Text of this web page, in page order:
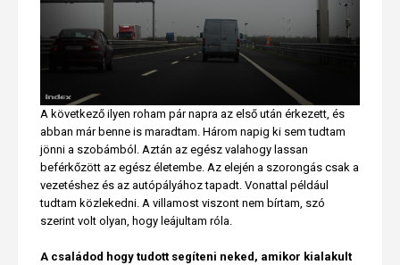
A következő ilyen roham pár napra az első után érkezett, és
abban már benne is maradtam. Három napig ki sem tudtam
jönni a szobámból. Aztán az egész valahogy lassan
beférkőzött az egész életembe. Az elején a szorongás csak a
vezetéshez és az autópályához tapadt. Vonattal például
tudtam közlekedni. A villamost viszont nem bírtam, szó
szerint volt olyan, hogy leájultam róla.
A családod hogy tudott segíteni neked, amikor kialakult